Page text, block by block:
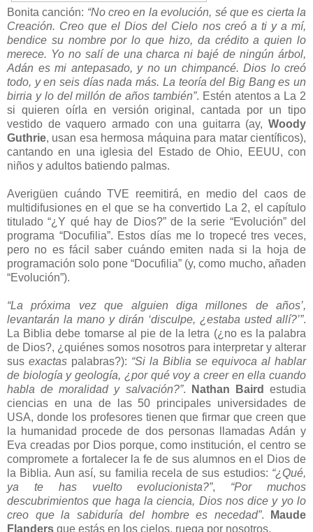
Bonita canción: “No creo en la evolución, sé que es ciertala
Creación. Creo que el Dios del Cielo nos creó a ti y a mí,
bendice su nombre por lo que hizo, da crédito a quien lo
merece. Yo no salí de una charca ni bajé de ningún árbol,
Adán es mi antepasado, y no un chimpancé. Dios lo creó
todo, y en seis días nada más. La teoría del Big Bang es un
birria y lo del millón de años también”. Estén atentos a La 2
si quieren oírla en versión original, cantada por un tipo
vestido de vaquero armado con una guitarra (ay, Woody
Guthrie, usan esa hermosa máquina para matar científicos),
cantando en una iglesia del Estado de Ohio, EEUU, con
niños y adultos batiendo palmas.
Averigüen cuándo TVE reemitirá, en medio del caos de
multidifusiones en el que se ha convertido La 2, el capítulo
titulado “¿Y qué hay de Dios?” de la serie “Evolución” del
programa “Docufilia”. Estos días me lo tropecé tres veces,
pero no es fácil saber cuándo emiten nada si la hoja de
programación solo pone “Docufilia” (y, como mucho, añaden
“Evolución”).
“La próxima vez que alguien diga millones de años’,
levantarán la mano y dirán ‘disculpe, ¿estaba usted allí?’”.
La Biblia debe tomarse al pie de la letra (¿no es la palabra
de Dios?, ¿quiénes somos nosotros para interpretar y alterar
sus exactas palabras?): “Si la Biblia se equivoca al hablar
de biología y geología, ¿por qué voy a creer en ella cuando
habla de moralidad y salvación?”. Nathan Baird
estudia
ciencias en una de las 50 principales universidades de
USA, donde los profesores tienen que firmar que creen que
la humanidad procede de dos personas llamadas Adán y
Eva creadas por Dios porque, como institución, el centro se
compromete a fortalecer la fe de sus alumnos en el Dios de
la Biblia. Aun así, su familia recela de sus estudios: “¿Qué,
ya te has vuelto evolucionista?”, “Por muchos
descubrimientos que haga la ciencia, Dios nos dice y yo lo
creo que la sabiduría del hombre es necedad”.
Maude
Flanders que estás en los cielos, ruega por nosotros.